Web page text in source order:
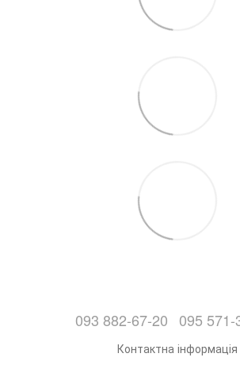
093 882-67-20 095 571-
Контактна інформація